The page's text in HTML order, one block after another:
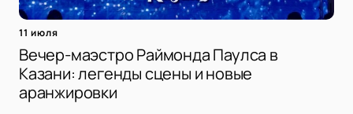
11 июля
Вечер-маэстро Раймонда Паулса в
Казани: легенды сцены и новые
аранжировки